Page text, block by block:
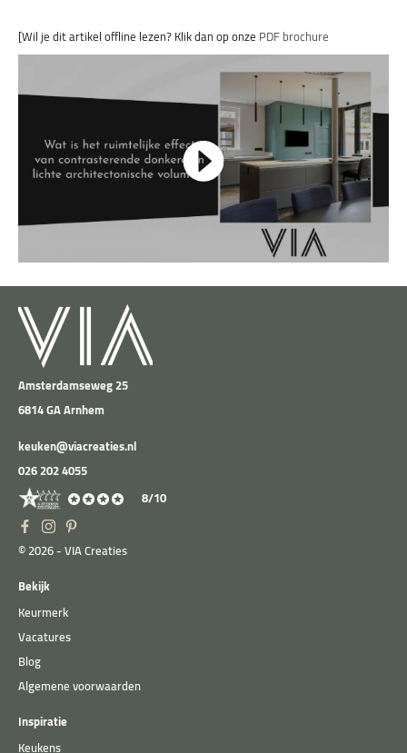
[Wil je dit artikel offline lezen? Klik dan op onze PDF brochure
Amsterdamseweg 25
6814 GA Arnhem
keuken@viacreaties.nl
026 202 4055
8/10
© 2026 - VIA Creaties
Bekijk
Keurmerk
Vacatures
Blog
Algemene voorwaarden
Inspiratie
Keukens